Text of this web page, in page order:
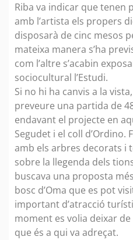
Riba va indicar que tenen
amb l’artista els propers
disposarà de cinc mesos
mateixa manera s’ha
com l’altre s’acabin
sociocultural l’Estudi.
Si no hi ha canvis a la
preveure una partida de
endavant el projecte en
Segudet i el coll d’Ordino.
amb els arbres decorats i
sobre la llegenda dels
buscava una proposta
bosc d’Oma que es pot
important d’atracció
moment es volia deixar
que és a qui va adreçat.